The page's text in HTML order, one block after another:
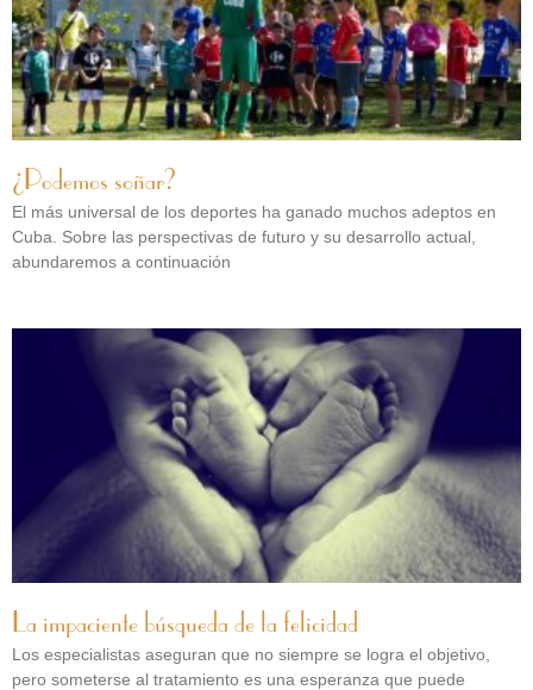
¿Podemos soñar?
El más universal de los deportes ha ganado muchos adeptos en
Cuba. Sobre las perspectivas de futuro y su desarrollo actual,
abundaremos a continuación
La impaciente búsqueda de la felicidad
Los especialistas aseguran que no siempre se logra el objetivo,
pero someterse al tratamiento es una esperanza que puede